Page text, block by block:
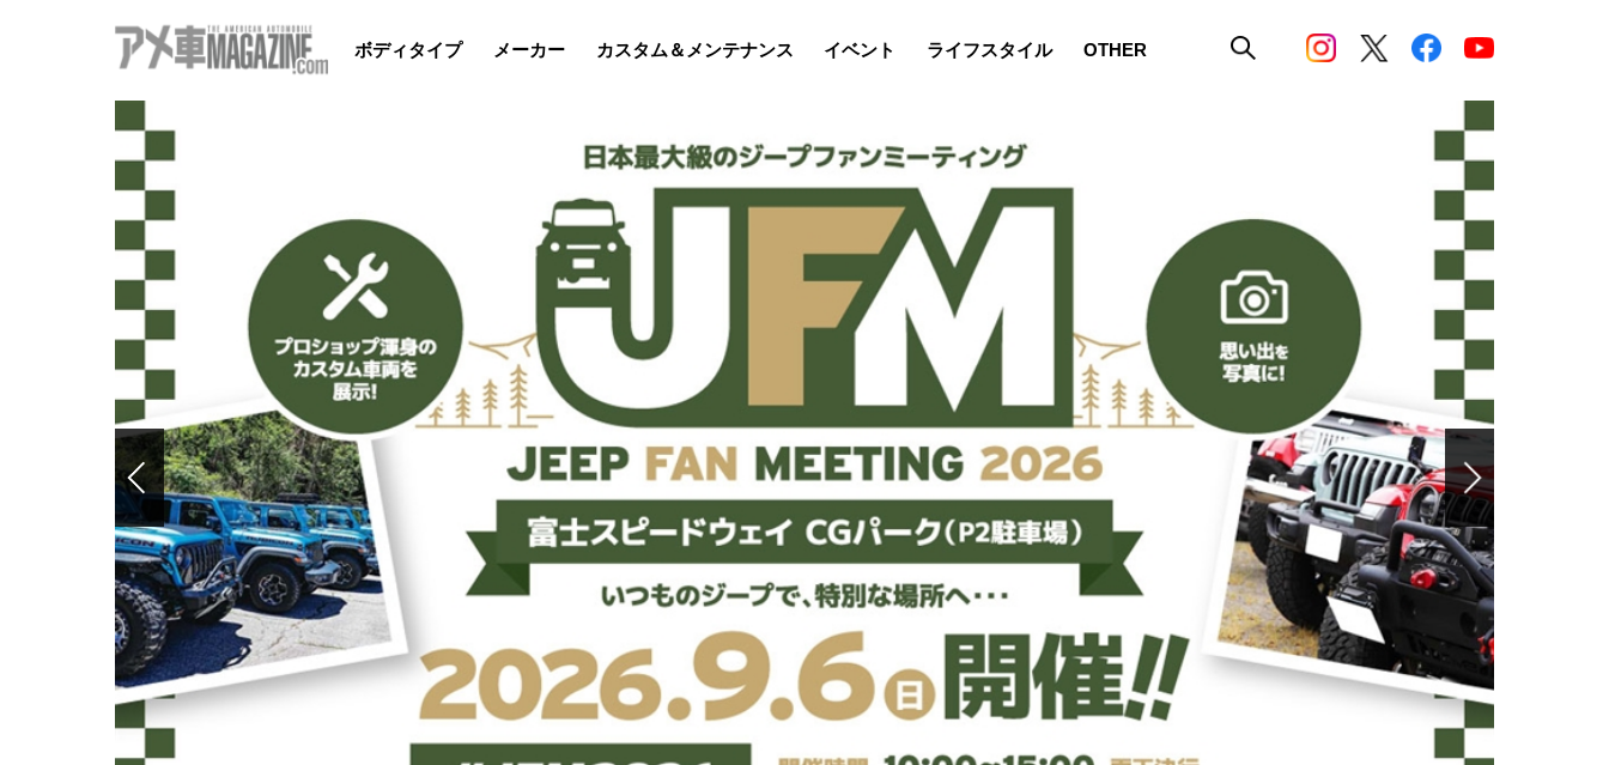
ボディタイプ メーカー カスタム＆メンテナンス イベント ライフスタイル OTHER